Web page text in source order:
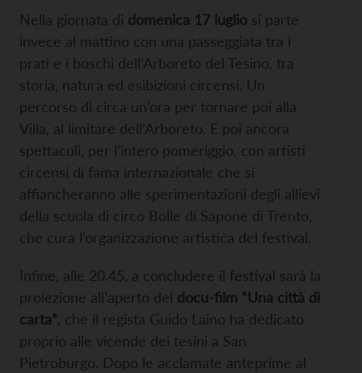
Nella giornata di domenica 17 luglio si parte
invece al mattino con una passeggiata tra i
prati e i boschi dell’Arboreto del Tesino, tra
storia, natura ed esibizioni circensi. Un
percorso di circa un’ora per tornare poi alla
Villa, al limitare dell’Arboreto. E poi ancora
spettacoli, per l’intero pomeriggio, con artisti
circensi di fama internazionale che si
affiancheranno alle sperimentazioni degli allievi
della scuola di circo Bolle di Sapone di Trento,
che cura l’organizzazione artistica del festival.
Infine, alle 20.45, a concludere il festival sarà la
proiezione all’aperto del docu-film “Una città di
carta” , che il regista Guido Laino ha dedicato
proprio alle vicende dei tesini a San
Pietroburgo. Dopo le acclamate anteprime al